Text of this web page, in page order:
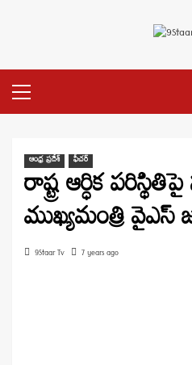
Menu
ఆంధ్ర ప్రదేశ్ ఫీచర్
రాష్ట్ర ఆర్ధిక
ముఖ్యమంత్రి వైఎస్
9Staar Tv 7 years ago